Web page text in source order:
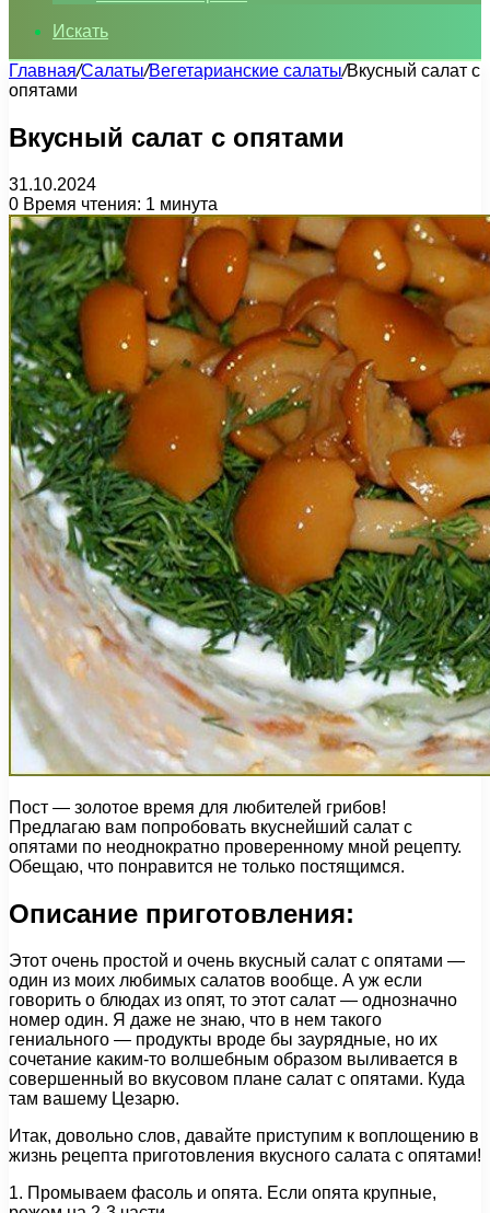
Искать
Главная/Салаты/Вегетарианские салаты/Вкусный салат с
опятами
Вкусный салат с опятами
31.10.2024
0 Время чтения: 1 минута
Пост — золотое время для любителей грибов!
Предлагаю вам попробовать вкуснейший салат с
опятами по неоднократно проверенному мной рецепту.
Обещаю, что понравится не только постящимся.
Описание приготовления:
Этот очень простой и очень вкусный салат с опятами —
один из моих любимых салатов вообще. А уж если
говорить о блюдах из опят, то этот салат — однозначно
номер один. Я даже не знаю, что в нем такого
гениального — продукты вроде бы заурядные, но их
сочетание каким-то волшебным образом выливается в
совершенный во вкусовом плане салат с опятами. Куда
там вашему Цезарю.
Итак, довольно слов, давайте приступим к воплощению в
жизнь рецепта приготовления вкусного салата с опятами!
1. Промываем фасоль и опята. Если опята крупные,